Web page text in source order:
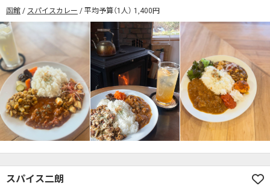
#本日のカレー見た！で特典あり
検索する
キッズメニューあり ポイント貯まる・使える
電子マネー決済可
#本日のカレー見た！で特典あり
検索する
函館 スパイスカレー 平均予算（1人） 1,400円
スパイス二朗